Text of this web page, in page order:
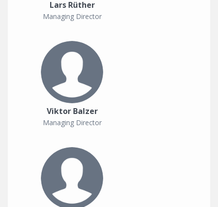
Lars Rüther
Managing Director
Viktor Balzer
Managing Director